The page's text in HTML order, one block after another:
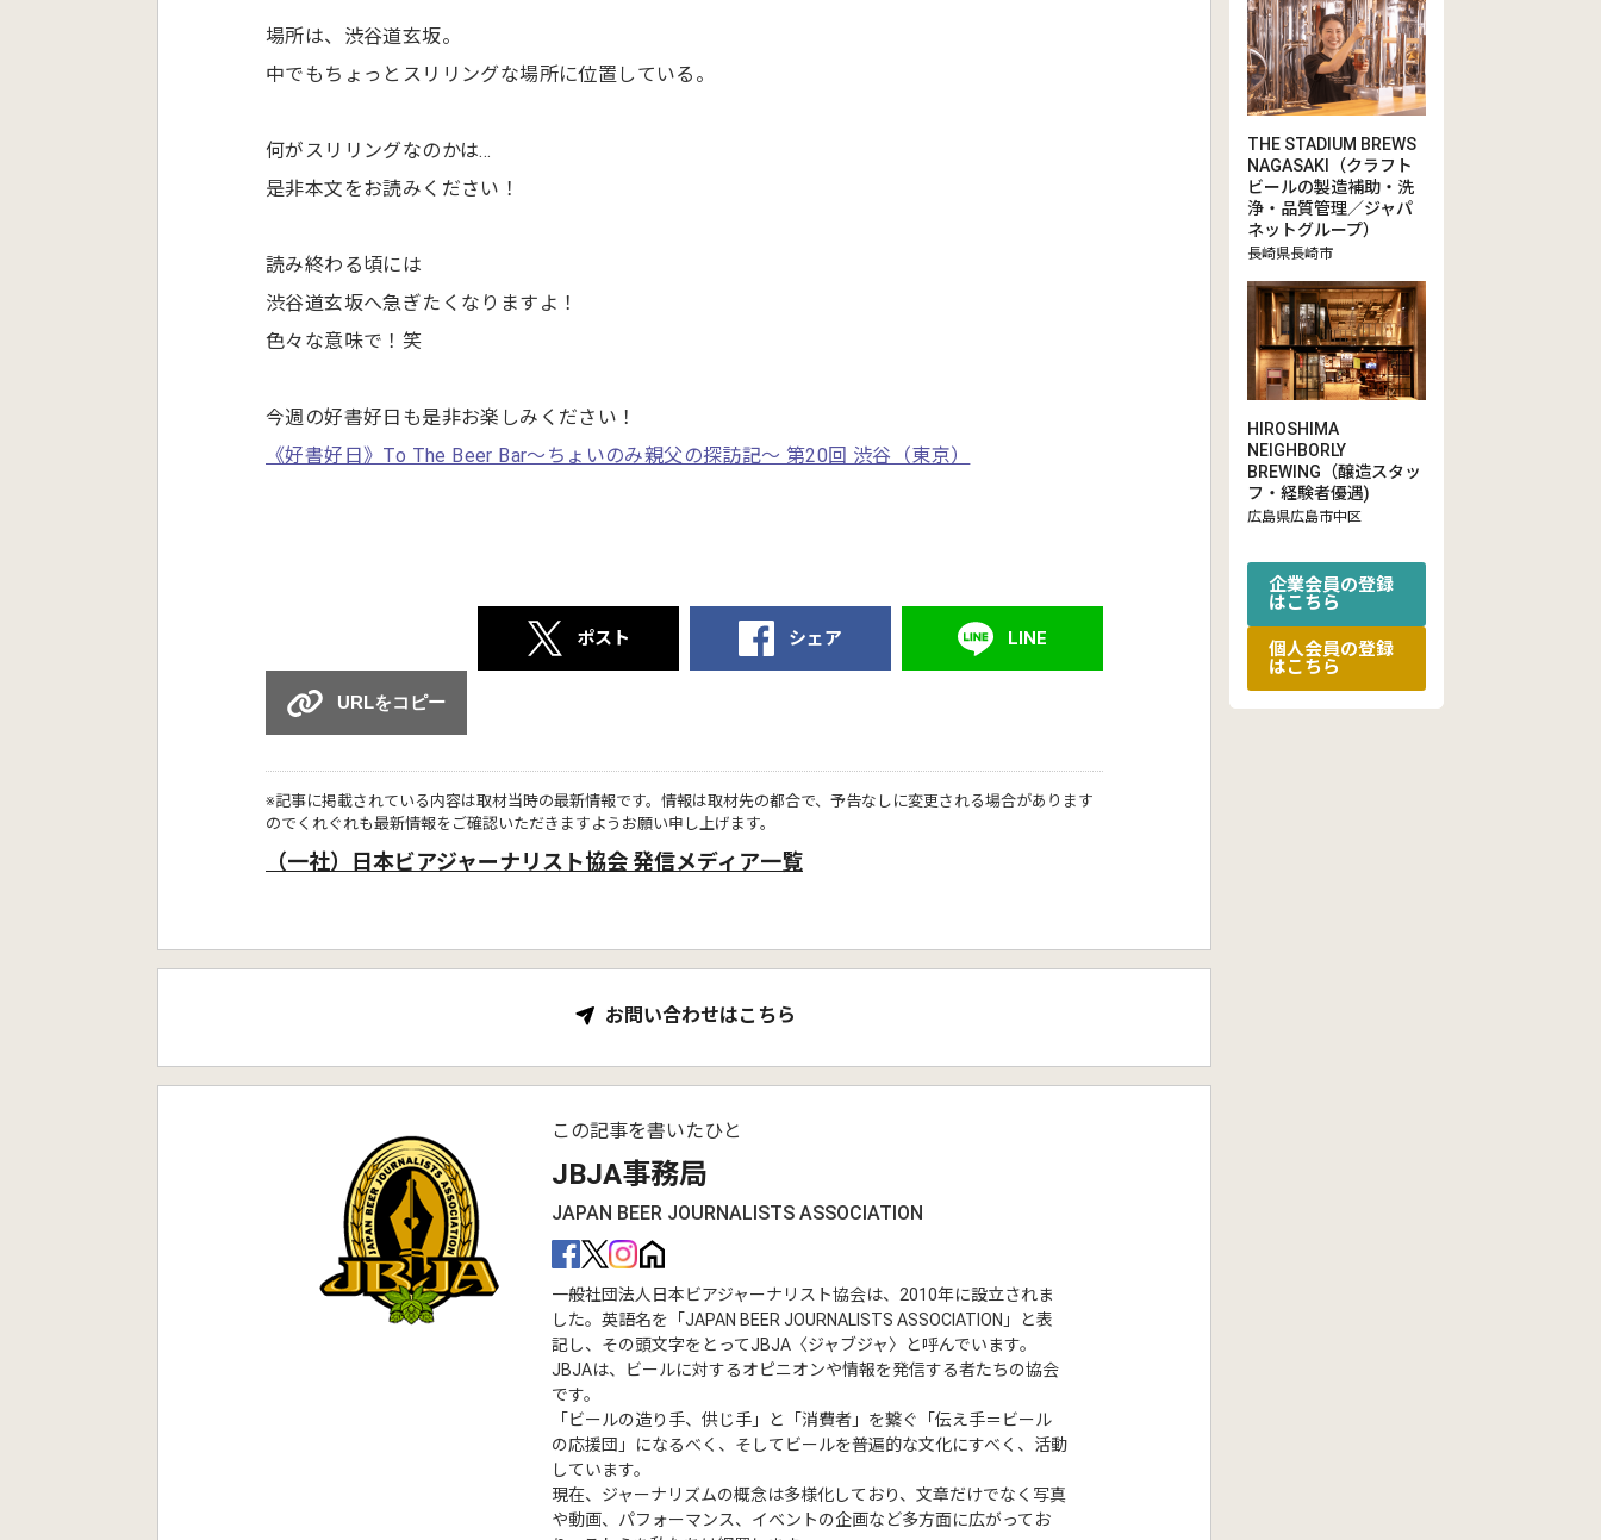
場所は、渋谷道玄坂。
中でもちょっとスリリングな場所に位置している。
何がスリリングなのかは…
是非本文をお読みください！
読み終わる頃には
渋谷道玄坂へ急ぎたくなりますよ！
色々な意味で！笑
今週の好書好日も是非お楽しみください！
《好書好日》To The Beer Bar～ちょいのみ親父の探訪記～ 第20回 渋谷（東京）
ポスト シェア LINE
URLをコピー
※記事に掲載されている内容は取材当時の最新情報です。情報は取材先の都合で、予告なしに変更される場合があります
のでくれぐれも最新情報をご確認いただきますようお願い申し上げます。
（一社）日本ビアジャーナリスト協会 発信メディア一覧
お問い合わせはこちら
この記事を書いたひと
JBJA事務局
JAPAN BEER JOURNALISTS ASSOCIATION
一般社団法人日本ビアジャーナリスト協会は、2010年に設立されま
した。英語名を「JAPAN BEER JOURNALISTS ASSOCIATION」と表
記し、その頭文字をとってJBJA〈ジャブジャ〉と呼んでいます。
JBJAは、ビールに対するオピニオンや情報を発信する者たちの協会
です。
「ビールの造り手、供じ手」と「消費者」を繋ぐ「伝え手＝ビール
の応援団」になるべく、そしてビールを普遍的な文化にすべく、活動
しています。
現在、ジャーナリズムの概念は多様化しており、文章だけでなく写真
や動画、パフォーマンス、イベントの企画など多方面に広がってお
THE STADIUM BREWS
NAGASAKI（クラフト
ビールの製造補助・洗
浄・品質管理／ジャパ
ネットグループ）
長崎県長崎市
HIROSHIMA
NEIGHBORLY
BREWING（醸造スタッ
フ・経験者優遇)
広島県広島市中区
企業会員の登録
はこちら
個人会員の登録
はこちら